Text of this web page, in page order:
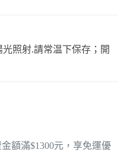
照射.請常温下保存；開
額滿$1300元，享免運優